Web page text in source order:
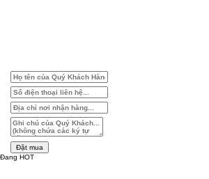
Đặt mua
Đang HOT